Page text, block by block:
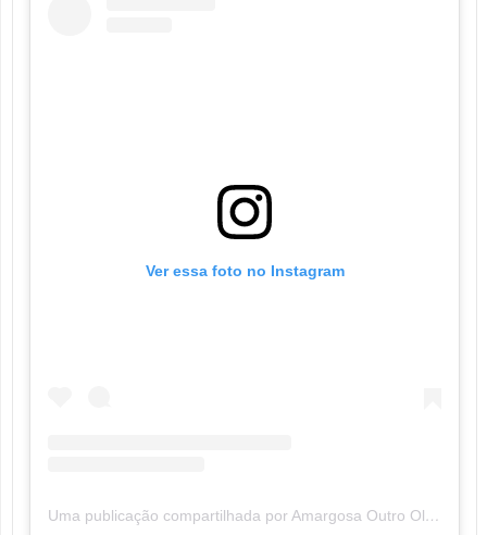
Ver essa foto no Instagram
Uma publicação compartilhada por Amargosa Outro Olhar (@amargosaoutroolhar)